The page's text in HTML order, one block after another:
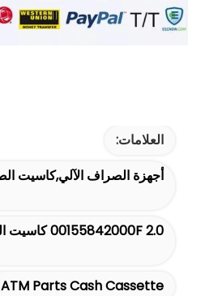
العلامات:
أجهزة الصراف الآلي,كاسيت
00155842000F 2.0 كاسيت النقدية,00-155842-000F 2.0 كاسيت النقدية,أجزاء أجهزة الصراف الآلي 2.0 كيسة النقد
ATM Parts Cash Cassette